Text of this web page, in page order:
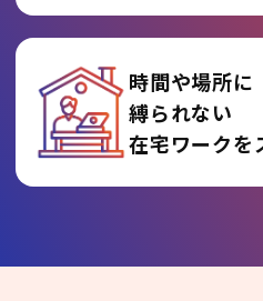
時間や場所に
縛られない
在宅ワークを